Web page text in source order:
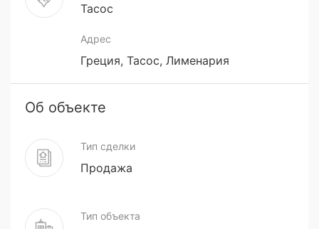
Тасос
Адрес
Греция, Тасос, Лименария
Об объекте
Тип сделки
Продажа
Тип объекта